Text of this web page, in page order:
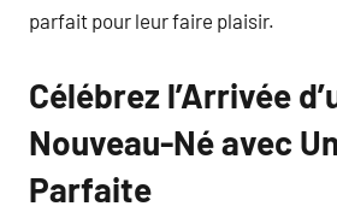
parfait pour leur faire plaisir.
Célébrez l’Arrivée
Nouveau-Né avec
Parfaite